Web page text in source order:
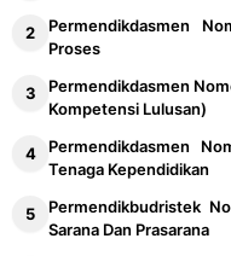
Permendikdasmen
Proses
Permendikdasmen
Kompetensi Lulusan)
Permendikdasmen
Tenaga Kependidikan
Permendikbudristek
Sarana Dan Prasarana